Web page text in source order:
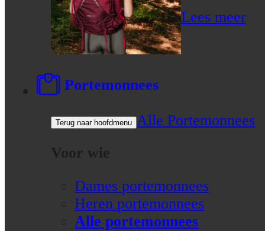
Lees meer
Portemonnees
Terug naar hoofdmenu Alle Portemonnees
Voor wie
Dames portemonnees
Heren portemonnees
Alle portemonnees